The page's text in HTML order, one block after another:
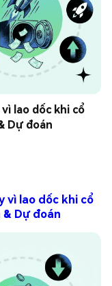
lao dốc khi cổ
Dự đoán
vì lao dốc khi cổ
Dự đoán